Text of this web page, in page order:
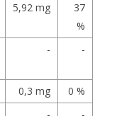
5,92 mg
37
%
- -
0,3 mg
0 %